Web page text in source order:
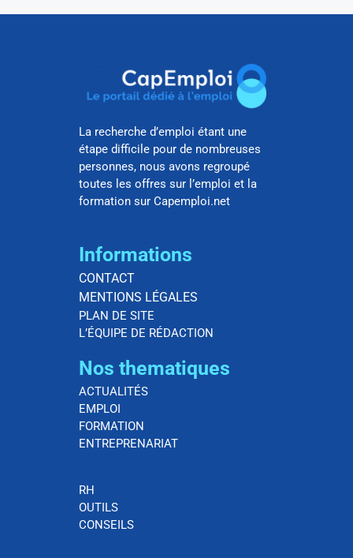
La recherche d’emploi étant une
étape difficile pour de nombreuses
personnes, nous avons regroupé
toutes les offres sur l’emploi et la
formation sur Capemploi.net
Informations
CONTACT
MENTIONS LÉGALES
PLAN DE SITE
L’ÉQUIPE DE RÉDACTION
Nos thematiques
ACTUALITÉS
EMPLOI
FORMATION
ENTREPRENARIAT
RH
OUTILS
CONSEILS